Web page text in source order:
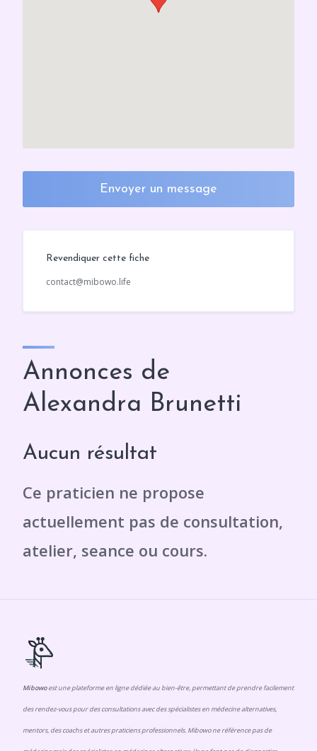
Envoyer un message
Revendiquer cette fiche
contact@mibowo.life
Annonces de
Alexandra Brunetti
Aucun résultat
Mibowoest une plateforme en ligne dédiée au bien-être, permettant de prendre facilement
des rendez-vous pour des consultations avec des spécialistes en médecine alternatives,
mentors, des coachs et autres praticiens professionnels. Mibowo ne référence pas de